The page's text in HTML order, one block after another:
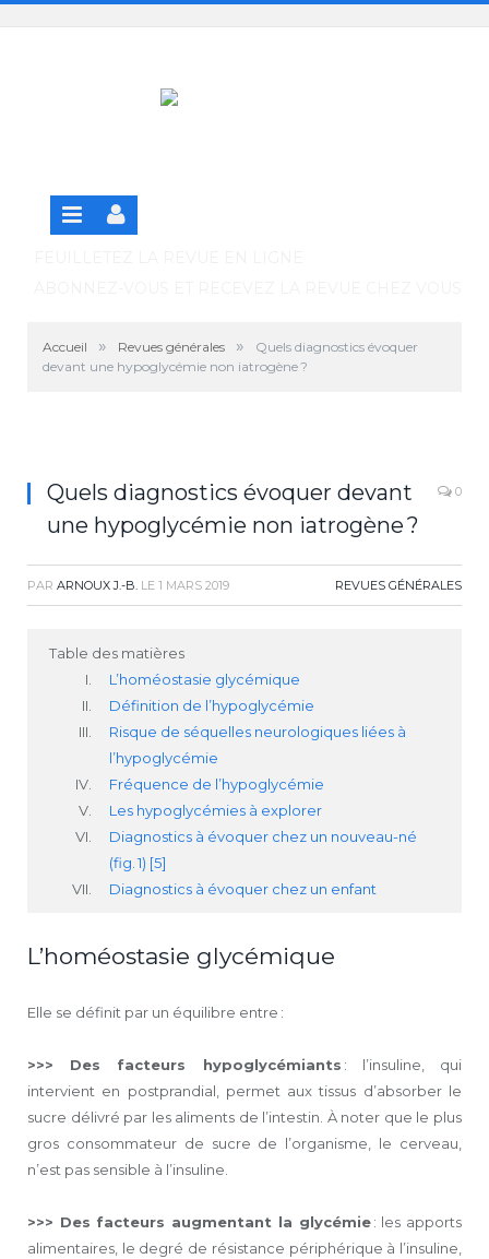
Panneau de gestion des cookies
SE CONNECTER
S'INSCRIRE GRATUITEMENT À LA VERSION EN
Accueil » Revues générales »
Quels diagnostics évoquer
devant une hypoglycémie non iatrogène ?
Quels diagnostics évoquer devant
une hypoglycémie non iatrogène ?
0
PAR ARNOUX J.-B. LE 1 MARS 2019 REVUES GÉNÉRALES
Table des matières
L’homéostasie glycémique
Définition de l’hypoglycémie
Risque de séquelles neurologiques liées à
l’hypoglycémie
Fréquence de l’hypoglycémie
Les hypoglycémies à explorer
Diagnostics à évoquer chez un nouveau-né
(fig. 1) [5]
Diagnostics à évoquer chez un enfant
L’homéostasie glycémique
Elle se définit par un équilibre entre :
>>> Des facteurs hypoglycémiants : l’insuline, qui
intervient en postprandial, permet aux tissus d’absorber le
sucre délivré par les aliments de l’intestin. À noter que le plus
gros consommateur de sucre de l’organisme, le cerveau,
n’est pas sensible à l’insuline.
>>> Des facteurs augmentant la glycémie: les apports
alimentaires, le degré de résistance périphérique à l’insuline,